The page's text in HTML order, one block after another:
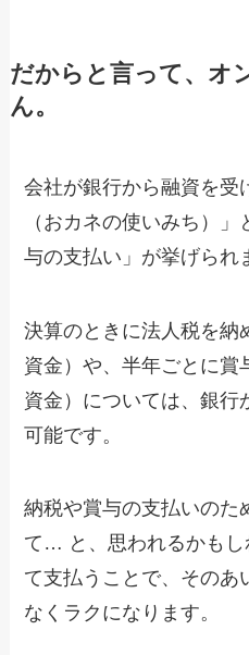
だからと言って、オ
ん。
会社が銀行から融資を受
（おカネの使いみち）
与の支払い」が挙げられ
決算のときに法人税を納
資金）や、半年ごとに賞
資金）については、銀行
可能です。
納税や賞与の支払いのた
て… と、思われるかもし
て支払うことで、そのあ
なくラクになります。